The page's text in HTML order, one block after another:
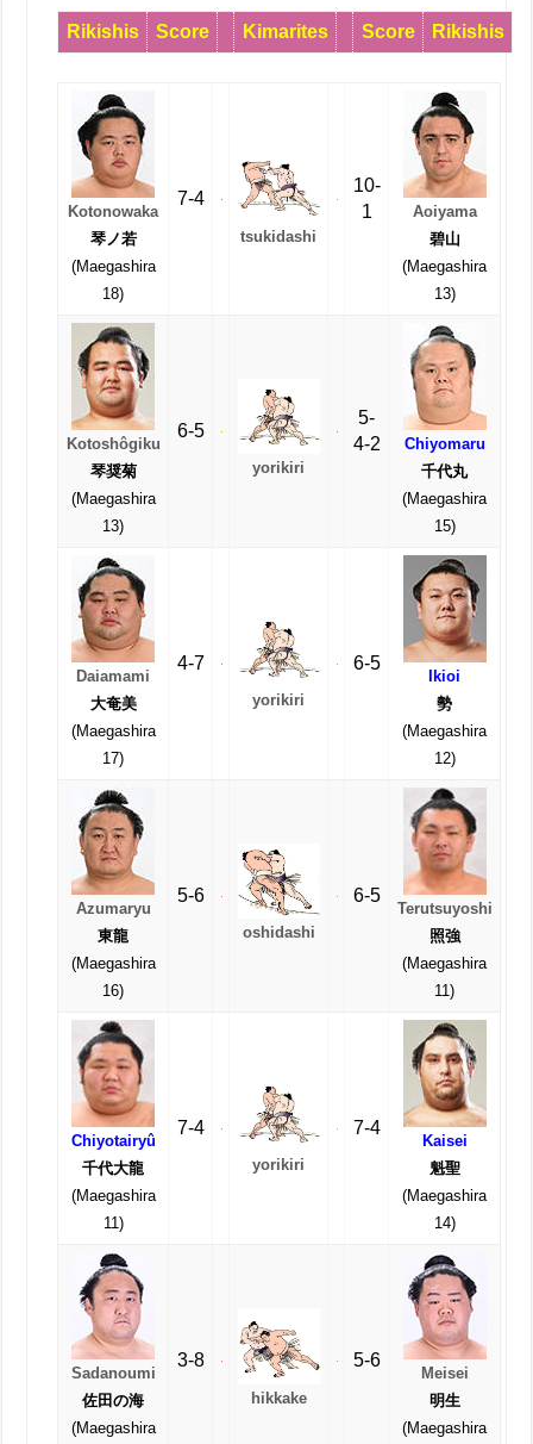
Rikishis Score Kimarites Score Rikishis
Kotonowaka
琴ノ若
(Maegashira
18)
7-4
tsukidashi
10-
1
Aoiyama
碧山
(Maegashira
13)
Kotoshôgiku
琴奨菊
(Maegashira
13)
6-5
yorikiri
5-
4-2
Chiyomaru
千代丸
(Maegashira
15)
Daiamami
大奄美
(Maegashira
17)
4-7
yorikiri
6-5
Ikioi
勢
(Maegashira
12)
Azumaryu
東龍
(Maegashira
16)
5-6
oshidashi
6-5
Terutsuyoshi
照強
(Maegashira
11)
Chiyotairyû
千代大龍
(Maegashira
11)
7-4
yorikiri
7-4
Kaisei
魁聖
(Maegashira
14)
Sadanoumi
佐田の海
(Maegashira
3-8
hikkake
5-6
Meisei
明生
(Maegashira